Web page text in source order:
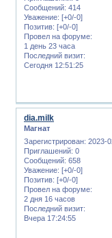
Сообщений: 414
Уважение: [+0/-0]
Позитив: [+0/-0]
Провел на форуме:
1 день 23 часа
Последний визит:
Сегодня 12:51:25
dia.milk
Магнат
Зарегистрирован: 2023-
Приглашений: 0
Сообщений: 658
Уважение: [+0/-0]
Позитив: [+0/-0]
Провел на форуме:
2 дня 16 часов
Последний визит:
Вчера 17:24:55